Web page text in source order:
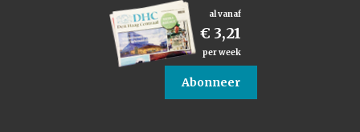
al vanaf
€ 3,21
per week
Abonneer